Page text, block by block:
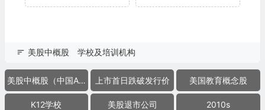
美股中概股 学校及培训机构
美股中概股（中国ADR） 上市首日跌破发行价 美国教育概念股
K12学校 美股退市公司 2010s